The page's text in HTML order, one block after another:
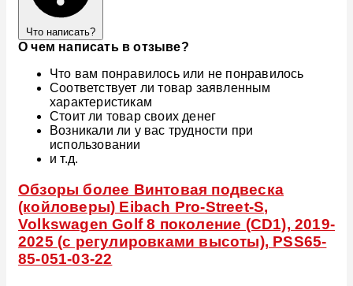
Что написать?
О чем написать в отзыве?
Что вам понравилось или не понравилось
Соответствует ли товар заявленным
характеристикам
Стоит ли товар своих денег
Возникали ли у вас трудности при
использовании
и т.д.
Обзоры более Винтовая подвеска
(койловеры) Eibach Pro-Street-S,
Volkswagen Golf 8 поколение (CD1), 2019-
2025 (с регулировками высоты), PSS65-
85-051-03-22